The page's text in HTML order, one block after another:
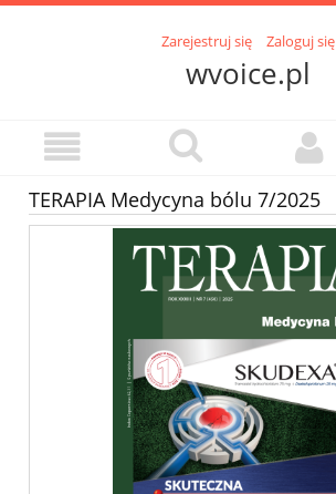
Zarejestruj się Zaloguj się
wvoice.pl
TERAPIA Medycyna bólu 7/2025